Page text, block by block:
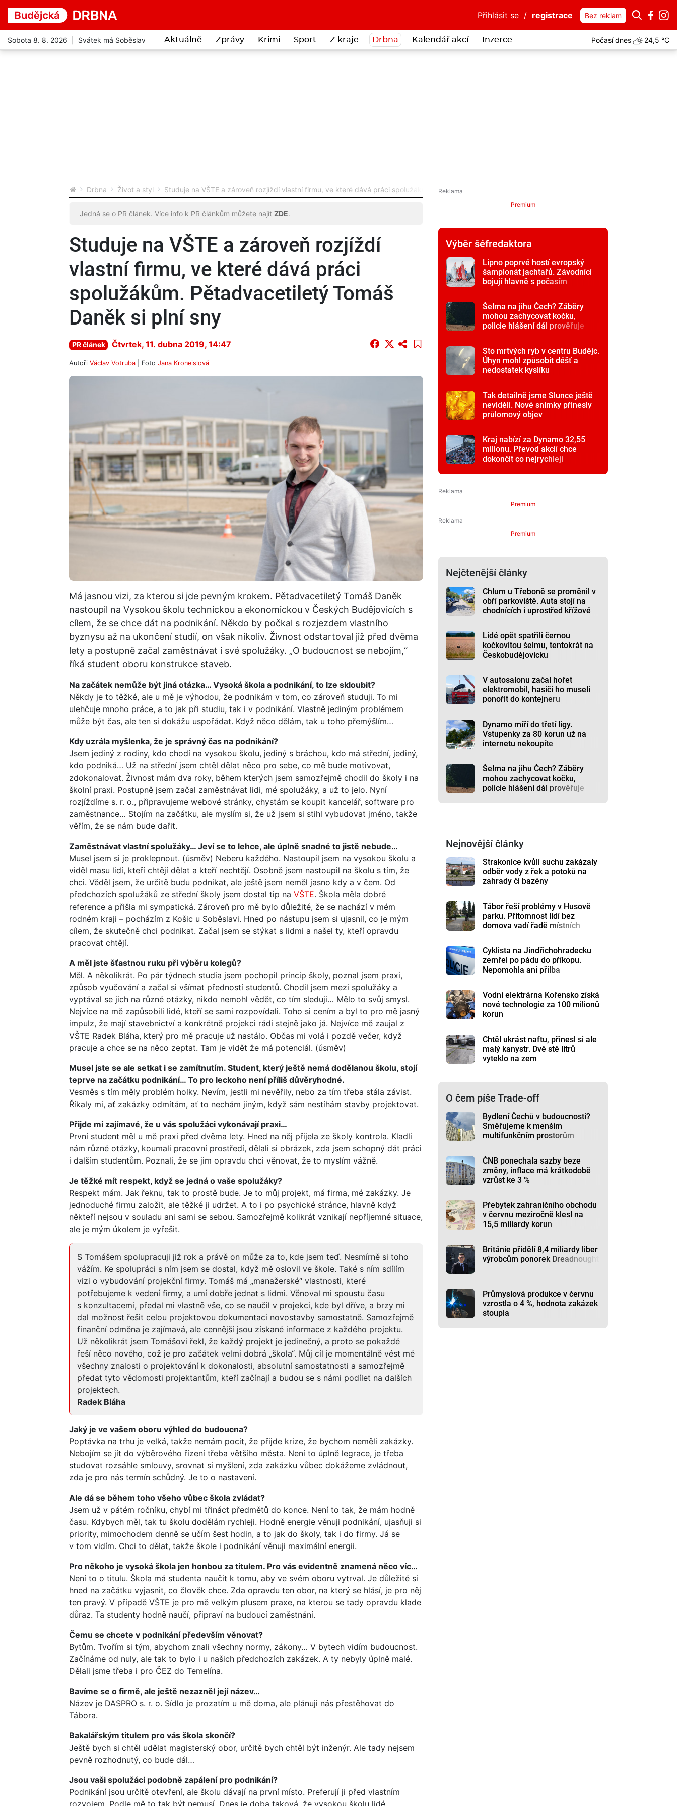
Přihlásit se / registrace Bez reklam
Sobota 8. 8. 2026 | Svátek má Soběslav Aktuálně Zprávy Krimi Sport Z kraje Drbna Kalendář akcí Inzerce Počasí dnes 24,5 °C
Drbna Život a styl Studuje na VŠTE a zároveň rozjíždí vlastní firmu, ve které dává práci spolužákům. Pětadvacetiletý Tomáš Daněk si plní sny
Jedná se o PR článek. Více info k PR článkům můžete najít ZDE.
Studuje na VŠTE a zároveň rozjíždí
vlastní firmu, ve které dává práci
spolužákům. Pětadvacetiletý Tomáš
Daněk si plní sny
PR článek Čtvrtek, 11. dubna 2019, 14:47
Autoři Václav Votruba | Foto Jana Kroneislová
Má jasnou vizi, za kterou si jde pevným krokem. Pětadvacetiletý Tomáš Daněk
nastoupil na Vysokou školu technickou a ekonomickou v Českých Budějovicích s
cílem, že se chce dát na podnikání. Někdo by počkal s rozjezdem vlastního
byznysu až na ukončení studií, on však nikoliv. Živnost odstartoval již před dvěma
lety a postupně začal zaměstnávat i své spolužáky. „O budoucnost se nebojím,“
říká student oboru konstrukce staveb.
Na začátek nemůže být jiná otázka… Vysoká škola a podnikání, to lze skloubit?
Někdy je to těžké, ale u mě je výhodou, že podnikám v tom, co zároveň studuji. To mi
ulehčuje mnoho práce, a to jak při studiu, tak i v podnikání. Vlastně jediným problémem
může být čas, ale ten si dokážu uspořádat. Když něco dělám, tak u toho přemýšlím…
Kdy uzrála myšlenka, že je správný čas na podnikání?
Jsem jediný z rodiny, kdo chodí na vysokou školu, jediný s bráchou, kdo má střední, jediný,
kdo podniká… Už na střední jsem chtěl dělat něco pro sebe, co mě bude motivovat,
zdokonalovat. Živnost mám dva roky, během kterých jsem samozřejmě chodil do školy i na
školní praxi. Postupně jsem začal zaměstnávat lidi, mé spolužáky, a už to jelo. Nyní
rozjíždíme s. r. o., připravujeme webové stránky, chystám se koupit kancelář, software pro
zaměstnance… Stojím na začátku, ale myslím si, že už jsem si stihl vybudovat jméno, takže
věřím, že se nám bude dařit.
Zaměstnávat vlastní spolužáky… Jeví se to lehce, ale úplně snadné to jistě nebude…
Musel jsem si je proklepnout. (úsměv) Neberu každého. Nastoupil jsem na vysokou školu a
viděl masu lidí, kteří chtějí dělat a kteří nechtějí. Osobně jsem nastoupil na školu s tím, že
chci. Věděl jsem, že určitě budu podnikat, ale ještě jsem neměl jasno kdy a v čem. Od
předchozích spolužáků ze střední školy jsem dostal tip na VŠTE. Škola měla dobré
reference a přišla mi sympatická. Zároveň pro mě bylo důležité, že se nachází v mém
rodném kraji – pocházím z Košic u Soběslavi. Hned po nástupu jsem si ujasnil, co je mým
cílem, že skutečně chci podnikat. Začal jsem se stýkat s lidmi a našel ty, kteří opravdu
pracovat chtějí.
A měl jste šťastnou ruku při výběru kolegů?
Měl. A několikrát. Po pár týdnech studia jsem pochopil princip školy, poznal jsem praxi,
způsob vyučování a začal si všímat předností studentů. Chodil jsem mezi spolužáky a
vyptával se jich na různé otázky, nikdo nemohl vědět, co tím sleduji… Mělo to svůj smysl.
Nejvíce na mě zapůsobili lidé, kteří se sami rozpovídali. Toho si cením a byl to pro mě jasný
impulz, že mají stavebnictví a konkrétně projekci rádi stejně jako já. Nejvíce mě zaujal z
VŠTE Radek Bláha, který pro mě pracuje už nastálo. Občas mi volá i pozdě večer, když
pracuje a chce se na něco zeptat. Tam je vidět že má potenciál. (úsměv)
Musel jste se ale setkat i se zamítnutím. Student, který ještě nemá dodělanou školu, stojí
teprve na začátku podnikání… To pro leckoho není příliš důvěryhodné.
Vesměs s tím měly problém holky. Nevím, jestli mi nevěřily, nebo za tím třeba stála závist.
Říkaly mi, ať zakázky odmítám, ať to nechám jiným, když sám nestíhám stavby projektovat.
Přijde mi zajímavé, že u vás spolužáci vykonávají praxi…
První student měl u mě praxi před dvěma lety. Hned na něj přijela ze školy kontrola. Kladli
nám různé otázky, koumali pracovní prostředí, dělali si obrázek, zda jsem schopný dát práci
i dalším studentům. Poznali, že se jim opravdu chci věnovat, že to myslím vážně.
Je těžké mít respekt, když se jedná o vaše spolužáky?
Respekt mám. Jak řeknu, tak to prostě bude. Je to můj projekt, má firma, mé zakázky. Je
jednoduché firmu založit, ale těžké ji udržet. A to i po psychické stránce, hlavně když
někteří nejsou v souladu ani sami se sebou. Samozřejmě kolikrát vznikají nepříjemné situace,
ale je mým úkolem je vyřešit.
S Tomášem spolupracuji již rok a právě on může za to, kde jsem teď. Nesmírně si toho
vážím. Ke spolupráci s ním jsem se dostal, když mě oslovil ve škole. Také s ním sdílím
vizi o vybudování projekční firmy. Tomáš má „manažerské“ vlastnosti, které
potřebujeme k vedení firmy, a umí dobře jednat s lidmi. Věnoval mi spoustu času
s konzultacemi, předal mi vlastně vše, co se naučil v projekci, kde byl dříve, a brzy mi
dal možnost řešit celou projektovou dokumentaci novostavby samostatně. Samozřejmě
finanční odměna je zajímavá, ale cennější jsou získané informace z každého projektu.
Už několikrát jsem Tomášovi řekl, že každý projekt je jedinečný, a proto se pokaždé
řeší něco nového, což je pro začátek velmi dobrá „škola“. Můj cíl je momentálně vést mé
všechny znalosti o projektování k dokonalosti, absolutní samostatnosti a samozřejmě
předat tyto vědomosti projektantům, kteří začínají a budou se s námi podílet na dalších
projektech.
Radek Bláha
Jaký je ve vašem oboru výhled do budoucna?
Poptávka na trhu je velká, takže nemám pocit, že přijde krize, že bychom neměli zakázky.
Nebojím se jít do výběrového řízení třeba většího města. Není to úplně legrace, je třeba
studovat rozsáhle smlouvy, srovnat si myšlení, zda zakázku vůbec dokážeme zvládnout,
zda je pro nás termín schůdný. Je to o nastavení.
Ale dá se během toho všeho vůbec škola zvládat?
Jsem už v pátém ročníku, chybí mi třináct předmětů do konce. Není to tak, že mám hodně
času. Kdybych měl, tak tu školu dodělám rychleji. Hodně energie věnuji podnikání, ujasňuji si
priority, mimochodem denně se učím šest hodin, a to jak do školy, tak i do firmy. Já se
v tom vidím. Chci to dělat, takže škole i podnikání věnuji maximální energii.
Pro někoho je vysoká škola jen honbou za titulem. Pro vás evidentně znamená něco víc…
Není to o titulu. Škola má studenta naučit k tomu, aby ve svém oboru vytrval. Je důležité si
hned na začátku vyjasnit, co člověk chce. Zda opravdu ten obor, na který se hlásí, je pro něj
ten pravý. V případě VŠTE je pro mě velkým plusem praxe, na kterou se tady opravdu klade
důraz. Ta studenty hodně naučí, připraví na budoucí zaměstnání.
Čemu se chcete v podnikání především věnovat?
Bytům. Tvořím si tým, abychom znali všechny normy, zákony… V bytech vidím budoucnost.
Začínáme od nuly, ale tak to bylo i u našich předchozích zakázek. A ty nebyly úplně malé.
Dělali jsme třeba i pro ČEZ do Temelína.
Bavíme se o firmě, ale ještě nezazněl její název…
Název je DASPRO s. r. o. Sídlo je prozatím u mě doma, ale plánuji nás přestěhovat do
Tábora.
Bakalářským titulem pro vás škola skončí?
Ještě bych si chtěl udělat magisterský obor, určitě bych chtěl být inženýr. Ale tady nejsem
pevně rozhodnutý, co bude dál…
Jsou vaši spolužáci podobně zapálení pro podnikání?
Podnikání jsou určitě otevření, ale školu dávají na první místo. Preferují ji před vlastním
rozvojem. Podle mě to tak být nemusí. Dnes je doba taková, že vysokou školu lidé
Premium
Výběr šéfredaktora
Lipno poprvé hostí evropský
šampionát jachtařů. Závodníci
bojují hlavně s počasím
Šelma na jihu Čech? Záběry
mohou zachycovat kočku,
policie hlášení dál prověřuje
Sto mrtvých ryb v centru Budějc.
Úhyn mohl způsobit déšť a
nedostatek kyslíku
Tak detailně jsme Slunce ještě
neviděli. Nové snímky přinesly
průlomový objev
Kraj nabízí za Dynamo 32,55
milionu. Převod akcií chce
dokončit co nejrychleji
Premium
Premium
Nejčtenější články
Chlum u Třeboně se proměnil v
obří parkoviště. Auta stojí na
chodnících i uprostřed křížové
Lidé opět spatřili černou
kočkovitou šelmu, tentokrát na
Českobudějovicku
V autosalonu začal hořet
elektromobil, hasiči ho museli
ponořit do kontejneru
Dynamo míří do třetí ligy.
Vstupenky za 80 korun už na
internetu nekoupíte
Šelma na jihu Čech? Záběry
mohou zachycovat kočku,
policie hlášení dál prověřuje
Nejnovější články
Strakonice kvůli suchu zakázaly
odběr vody z řek a potoků na
zahrady či bazény
Tábor řeší problémy v Husově
parku. Přítomnost lidí bez
domova vadí řadě místních
Cyklista na Jindřichohradecku
zemřel po pádu do příkopu.
Nepomohla ani přilba
Vodní elektrárna Kořensko získá
nové technologie za 100 milionů
korun
Chtěl ukrást naftu, přinesl si ale
malý kanystr. Dvě stě litrů
vyteklo na zem
O čem píše Trade-off
Bydlení Čechů v budoucnosti?
Směřujeme k menším
multifunkčním prostorům
ČNB ponechala sazby beze
změny, inflace má krátkodobě
vzrůst ke 3 %
Přebytek zahraničního obchodu
v červnu meziročně klesl na
15,5 miliardy korun
Británie přidělí 8,4 miliardy liber
výrobcům ponorek Dreadnought
Průmyslová produkce v červnu
vzrostla o 4 %, hodnota zakázek
stoupla